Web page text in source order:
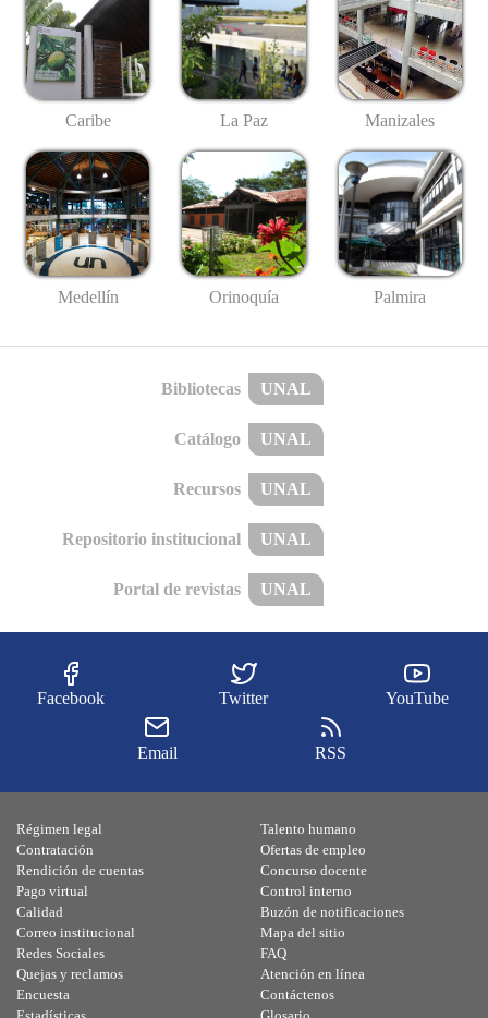
Caribe La Paz Manizales
Medellín Orinoquía Palmira
Bibliotecas UNAL
Catálogo UNAL
Recursos UNAL
Repositorio institucional UNAL
Portal de revistas UNAL
Facebook Twitter YouTube
Email RSS
Régimen legal
Contratación
Rendición de cuentas
Pago virtual
Calidad
Talento humano
Ofertas de empleo
Concurso docente
Control interno
Buzón de notificaciones
Correo institucional
Redes Sociales
Quejas y reclamos
Encuesta
Mapa del sitio
FAQ
Atención en línea
Contáctenos